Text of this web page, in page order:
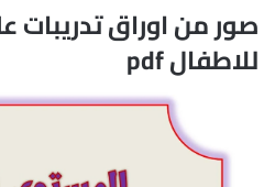
صور من اوراق تدريبات
للاطفال pdf